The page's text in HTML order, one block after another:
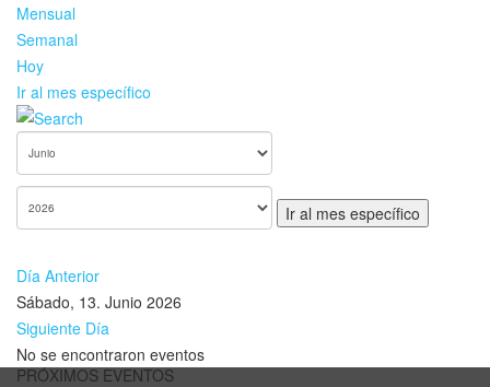
Mensual
Semanal
Hoy
Ir al mes específico
Ir al mes específico
Día Anterior
Sábado, 13. Junio 2026
Siguiente Día
No se encontraron eventos
PRÓXIMOS EVENTOS